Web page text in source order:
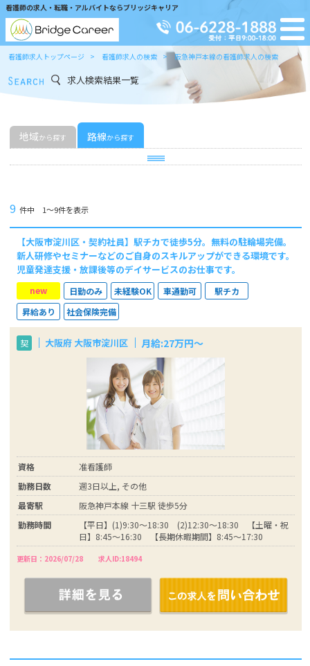
看護師の求人・転職・アルバイトならブリッジキャリア
看護師求人トップページ 看護師求人の検索 阪急神戸本線の看護師求人の検索
求人検索結果一覧
地域から探す 路線から探す
9 件中 1〜9件を表示
【大阪市淀川区・契約社員】駅チカで徒歩5分。無料の駐輪場完備。
新人研修やセミナーなどのご自身のスキルアップができる環境です。
児童発達支援・放課後等のデイサービスのお仕事です。
new 日勤のみ 未経験OK 車通勤可
駅チカ
昇給あり
社会保険完備
契 大阪府 大阪市淀川区 月給:27万円～
資格
准看護師
勤務日数
週3日以上, その他
最寄駅
阪急神戸本線 十三駅 徒歩5分
勤務時間
【平日】(1)9:30～18:30 (2)12:30～18:30 【土曜・祝
日】8:45～16:30 【長期休暇期間】8:45～17:30
更新日：2026/07/28 求人ID:18494